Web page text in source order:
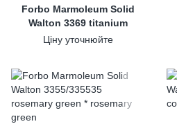
Forbo Marmoleum Solid
Walton 3369 titanium
Ціну уточнюйте